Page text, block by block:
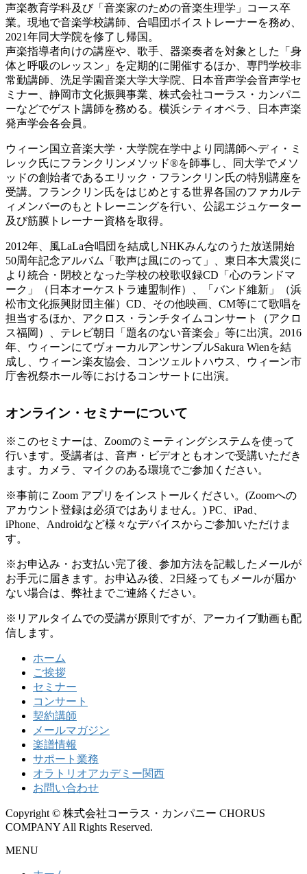
声楽教育学科及び「音楽家のための音楽生理学」コース卒
業。現地で音楽学校講師、合唱団ボイストレーナーを務め、
2021年同大学院を修了し帰国。
声楽指導者向けの講座や、歌手、器楽奏者を対象とした「身
体と呼吸のレッスン」を定期的に開催するほか、専門学校非
常勤講師、洗足学園音楽大学大学院、日本音声学会音声学セ
ミナー、静岡市文化振興事業、株式会社コーラス・カンパニ
ーなどでゲスト講師を務める。横浜シティオペラ、日本声楽
発声学会各会員。
ウィーン国立音楽大学・大学院在学中より同講師ヘディ・ミ
レック氏にフランクリンメソッド®を師事し、同大学でメソ
ッドの創始者であるエリック・フランクリン氏の特別講座を
受講。フランクリン氏をはじめとする世界各国のファカルテ
ィメンバーのもとトレーニングを行い、公認エジュケーター
及び筋膜トレーナー資格を取得。
2012年、風LaLa合唱団を結成しNHKみんなのうた放送開始
50周年記念アルバム「歌声は風にのって」、東日本大震災に
より統合・閉校となった学校の校歌収録CD「心のランドマ
ーク」（日本オーケストラ連盟制作）、「バンド維新」（浜
松市文化振興財団主催）CD、その他映画、CM等にて歌唱を
担当するほか、アクロス・ランチタイムコンサート（アクロ
ス福岡）、テレビ朝日「題名のない音楽会」等に出演。2016
年、ウィーンにてヴォーカルアンサンブルSakura Wienを結
成し、ウィーン楽友協会、コンツェルトハウス、ウィーン市
庁舎祝祭ホール等におけるコンサートに出演。
オンライン・セミナーについて
※このセミナーは、Zoomのミーティングシステムを使って
行います。受講者は、音声・ビデオともオンで受講いただき
ます。カメラ、マイクのある環境でご参加ください。
※事前に Zoom アプリをインストールください。(Zoomへの
アカウント登録は必須ではありません。) PC、iPad、
iPhone、Androidなど様々なデバイスからご参加いただけま
す。
※お申込み・お支払い完了後、参加方法を記載したメールが
お手元に届きます。お申込み後、2日経ってもメールが届か
ない場合は、弊社までご連絡ください。
※リアルタイムでの受講が原則ですが、アーカイブ動画も配
信します。
ホーム
ご挨拶
セミナー
コンサート
契約講師
メールマガジン
楽譜情報
サポート業務
オラトリオアカデミー関西
お問い合わせ
Copyright © 株式会社コーラス・カンパニー CHORUS
COMPANY All Rights Reserved.
MENU